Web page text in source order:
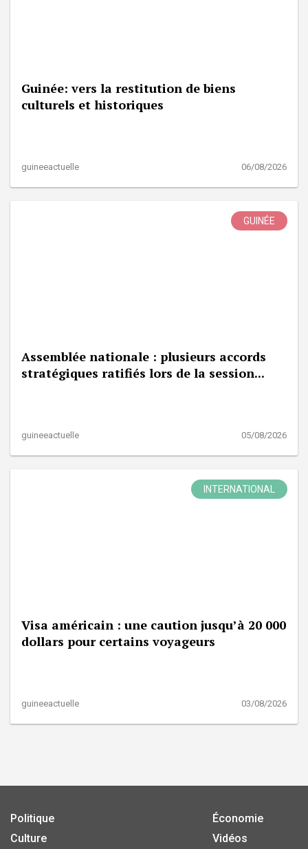
Guinée: vers la restitution de biens
culturels et historiques
guineeactuelle 06/08/2026
GUINÉE
Assemblée nationale : plusieurs accords
stratégiques ratifiés lors de la session...
guineeactuelle 05/08/2026
INTERNATIONAL
Visa américain : une caution jusqu’à 20 000
dollars pour certains voyageurs
guineeactuelle 03/08/2026
Politique
Culture
Économie
Vidéos